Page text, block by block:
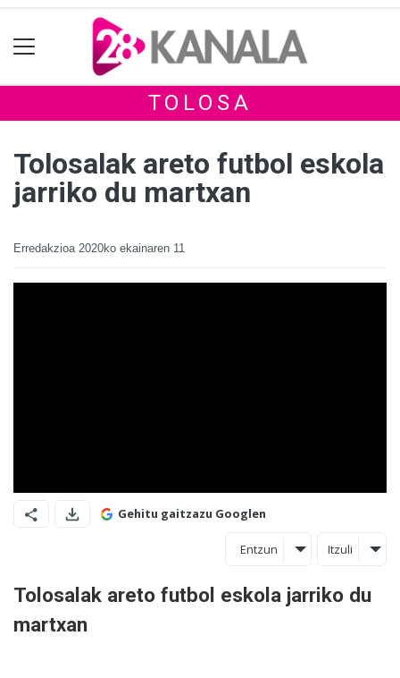
TOLOSA
Tolosalak areto futbol eskola
jarriko du martxan
Erredakzioa 2020ko ekainaren 11
Gehitu gaitzazu Googlen
Entzun Itzuli
Tolosalak areto futbol eskola jarriko du
martxan